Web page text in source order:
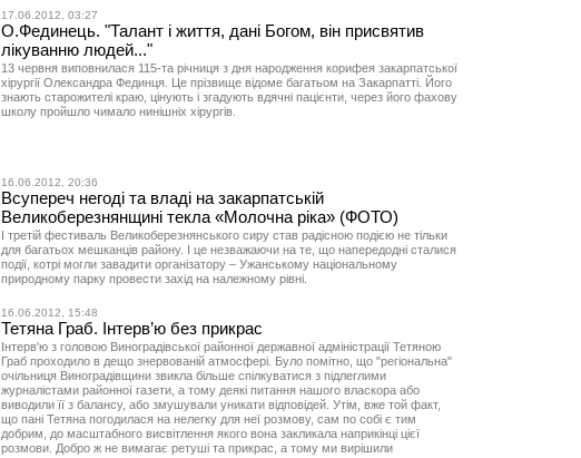
17.06.2012, 03:27
О.Фединець. "Талант і життя, дані Богом, він присвятив
лікуванню людей..."
13 червня виповнилася 115-та річниця з дня народження корифея закарпатської
хірургії Олександра Фединця. Це прізвище відоме багатьом на Закарпатті. Його
знають старожителі краю, цінують і згадують вдячні пацієнти, через його фахову
школу пройшло чимало нинішніх хірургів.
16.06.2012, 20:36
Всупереч негоді та владі на закарпатській
Великоберезнянщині текла «Молочна ріка» (ФОТО)
І третій фестиваль Великоберезнянського сиру став радісною подією не тільки
для багатьох мешканців району. І це незважаючи на те, що напередодні сталися
події, котрі могли завадити організатору – Ужанському національному
природному парку провести захід на належному рівні.
16.06.2012, 15:48
Тетяна Граб. Інтерв’ю без прикрас
Інтерв'ю з головою Виноградівської районної державної адміністрації Тетяною
Граб проходило в дещо знервованій атмосфері. Було помітно, що "регіональна"
очільниця Виноградівщини звикла більше спілкуватися з підлеглими
журналістами районної газети, а тому деякі питання нашого власкора або
виводили її з балансу, або змушували уникати відповідей. Утім, вже той факт,
що пані Тетяна погодилася на нелегку для неї розмову, сам по собі є тим
добрим, до масштабного висвітлення якого вона закликала наприкінці цієї
розмови. Добро ж не вимагає ретуші та прикрас, а тому ми вирішили